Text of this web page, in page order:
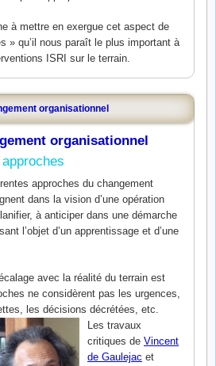
à mettre en exergue cet aspect de
» qu’il nous paraît le plus important à
ISRI sur le terrain.
organisationnel
organisationnel
approches du changement
dans la vision d’une opération
à anticiper dans une démarche
l’objet d’un apprentissage et d’une
avec la réalité du terrain est
ne considèrent pas les urgences,
les décisions décrétées, etc.
Les travaux
critiques de Vincent
de Gaulejac et